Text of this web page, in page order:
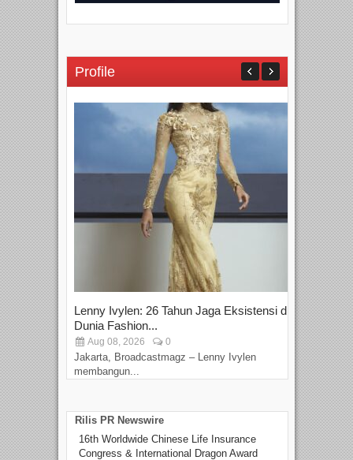
Profile
Lenny Ivylen: 26 Tahun Jaga Eksistensi di
Dunia Fashion...
Aug 08, 2026 0
Jakarta, Broadcastmagz – Lenny Ivylen
membangun...
Rilis PR Newswire
16th Worldwide Chinese Life Insurance
Congress & International Dragon Award